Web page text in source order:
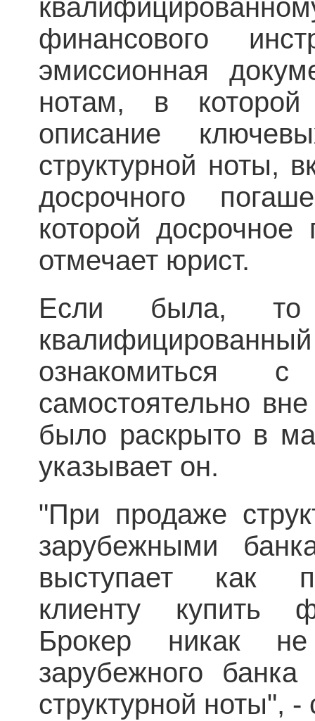
финансового
эмиссионная
нотам, в которой
описание
структурной ноты,
досрочного
которой досрочное
отмечает юрист.
Если была, то
ознакомиться
самостоятельно
было раскрыто в
указывает он.
"При продаже
зарубежными
выступает как
клиенту купить
Брокер никак
зарубежного
структурной ноты", -